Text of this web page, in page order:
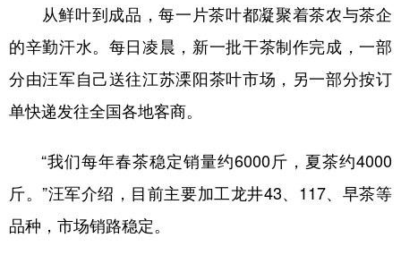
从鲜叶到成品，每一片茶叶都凝聚着茶农与茶企
的辛勤汗水。每日凌晨，新一批干茶制作完成，一部
分由汪军自己送往江苏溧阳茶叶市场，另一部分按订
单快递发往全国各地客商。
“我们每年春茶稳定销量约6000斤，夏茶约4000
斤。”汪军介绍，目前主要加工龙井43、117、早茶等
品种，市场销路稳定。